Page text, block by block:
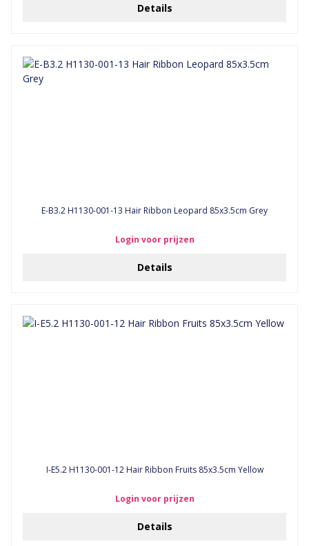
Details
E-B3.2 H1130-001-13 Hair Ribbon Leopard 85x3.5cm Grey
Login voor prijzen
Details
I-E5.2 H1130-001-12 Hair Ribbon Fruits 85x3.5cm Yellow
Login voor prijzen
Details